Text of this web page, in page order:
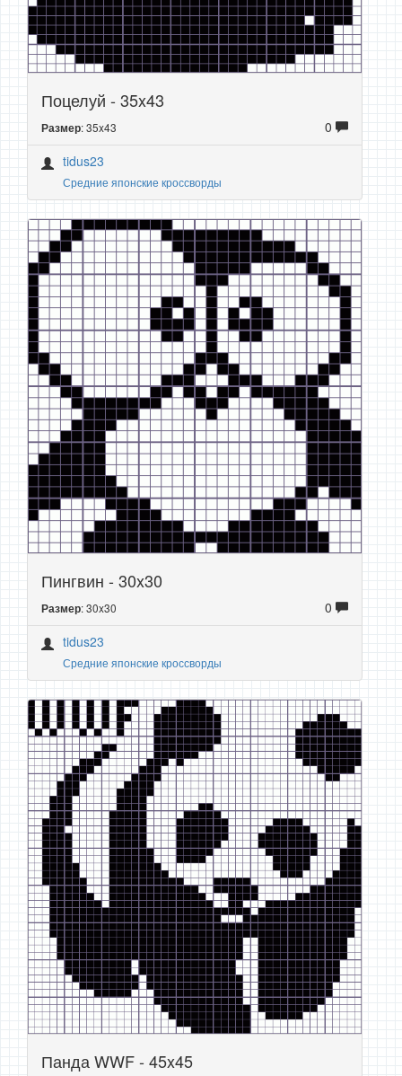
Поцелуй - 35x43
Размер: 35x43
0
tidus23
Средние японские кроссворды
Пингвин - 30x30
Размер: 30x30
0
tidus23
Средние японские кроссворды
Панда WWF - 45x45